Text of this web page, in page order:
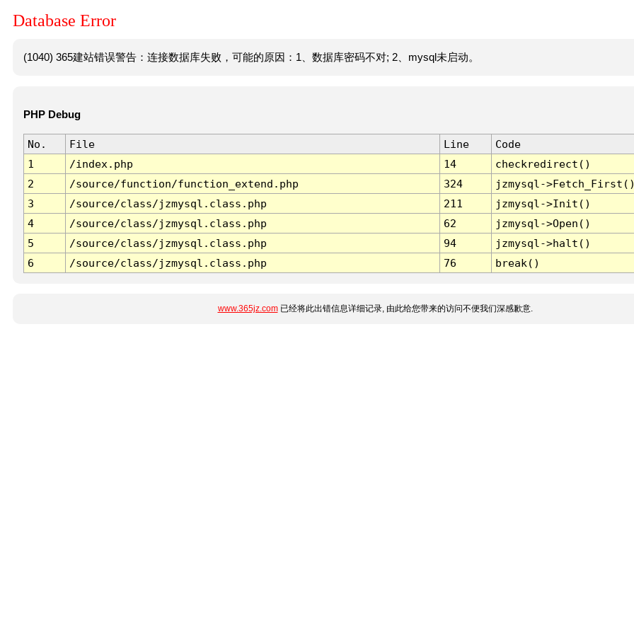
Database Error
(1040) 365建站错误警告：连接数据库失败，可能的原因：1、数据库密码不对; 2、mysql未启动。
PHP Debug
No. File Line
Code
1
/index.php 14
checkredirect()
2
/source/function/function_extend.php 324
jzmysql-
3
/source/class/jzmysql.class.php 211
jzmysql->Init()
4
/source/class/jzmysql.class.php 62
jzmysql->Open()
5
/source/class/jzmysql.class.php 94
jzmysql->halt()
6
/source/class/jzmysql.class.php 76 break()
www.365jz.com已经将此出错信息详细记录, 由此给您带来的访问不便我们深感歉意.